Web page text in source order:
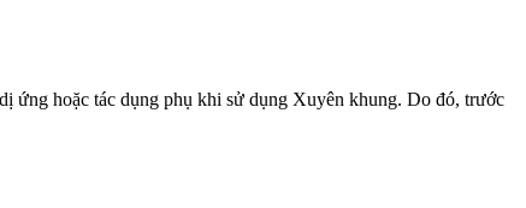
ứng hoặc tác dụng phụ khi sử dụng Xuyên khung. Do đó, trước